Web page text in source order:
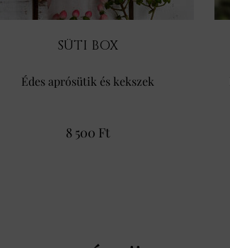
SÜTI BOX
Édes aprósütik és kekszek
8 500 Ft